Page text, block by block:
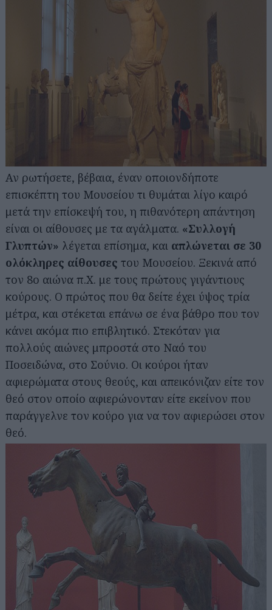
Αν ρωτήσετε, βέβαια, έναν οποιονδήποτε
επισκέπτη του Μουσείου τι θυμάται λίγο καιρό
μετά την επίσκεψή του, η πιθανότερη απάντηση
είναι οι αίθουσες με τα αγάλματα. «Συλλογή
Γλυπτών» λέγεται επίσημα, και απλώνεται σε 30
ολόκληρες αίθουσες του Μουσείου. Ξεκινά από
τον 8ο αιώνα π.Χ. με τους πρώτους γιγάντιους
κούρους. Ο πρώτος που θα δείτε έχει ύψος τρία
μέτρα, και στέκεται επάνω σε ένα βάθρο που τον
κάνει ακόμα πιο επιβλητικό. Στεκόταν για
πολλούς αιώνες μπροστά στο Ναό του
Ποσειδώνα, στο Σούνιο. Οι κούροι ήταν
αφιερώματα στους θεούς, και απεικόνιζαν είτε τον
θεό στον οποίο αφιερώνονταν είτε εκείνον που
παράγγελνε τον κούρο για να τον αφιερώσει στον
θεό.